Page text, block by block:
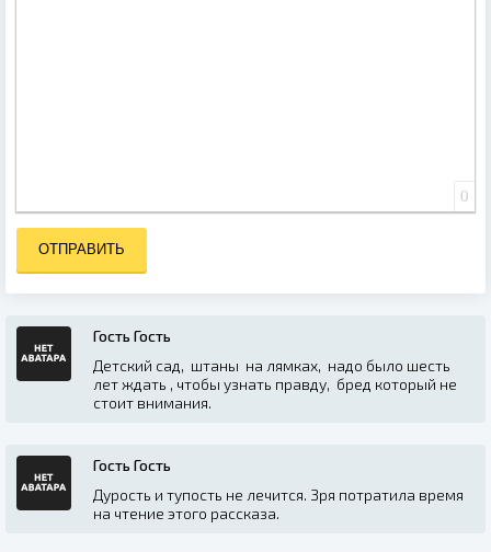
0
ОТПРАВИТЬ
Гость Гость
Детский сад, штаны на лямках, надо было шесть
лет ждать , чтобы узнать правду, бред который не
стоит внимания.
Гость Гость
Дурость и тупость не лечится. Зря потратила время
на чтение этого рассказа.